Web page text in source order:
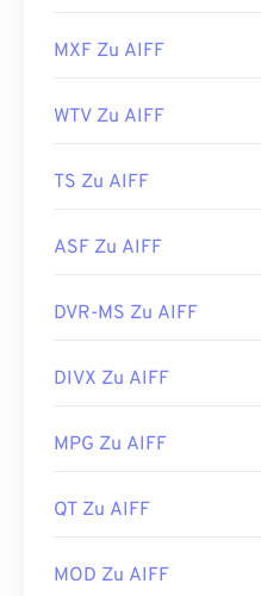
MXF Zu AIFF
WTV Zu AIFF
TS Zu AIFF
ASF Zu AIFF
DVR-MS Zu AIFF
DIVX Zu AIFF
MPG Zu AIFF
QT Zu AIFF
MOD Zu AIFF